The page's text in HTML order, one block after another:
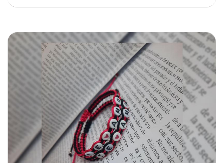
Pulseras personalizada con personajes anime.